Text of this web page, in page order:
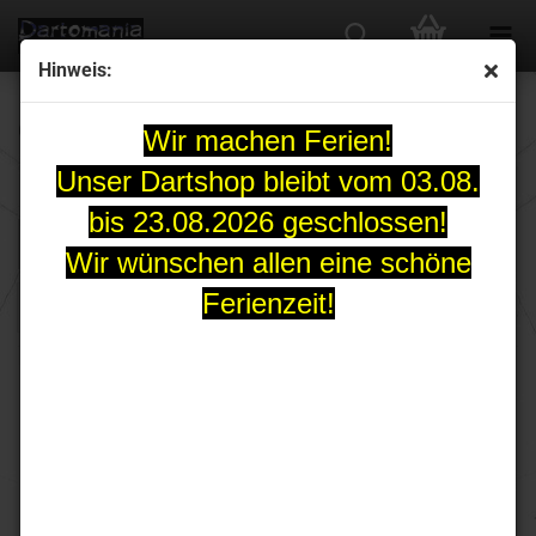
Hinweis:
Wir machen Ferien!
Unser Dartshop bleibt vom 03.08.
bis 23.08.2026 geschlossen!
Wir wünschen allen eine schöne
Ferienzeit!
Gutscheine
Sortieren nach
Sortieren nach 30 pro Seite
pro Seite